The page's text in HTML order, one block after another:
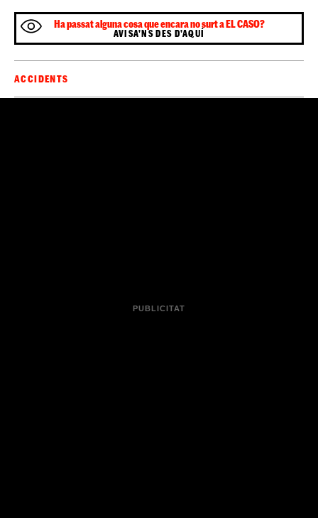
Ha passat alguna cosa que encara no surt a EL CASO?
AVISA'NS DES D'AQUÍ
ACCIDENTS